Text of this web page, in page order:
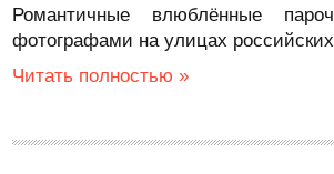
Романтичные влюблённые
фотографами на улицах российских
Читать полностью »